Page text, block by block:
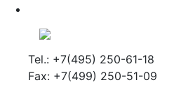
Tel.: +7(495) 250-61-18
Fax: +7(499) 250-51-09